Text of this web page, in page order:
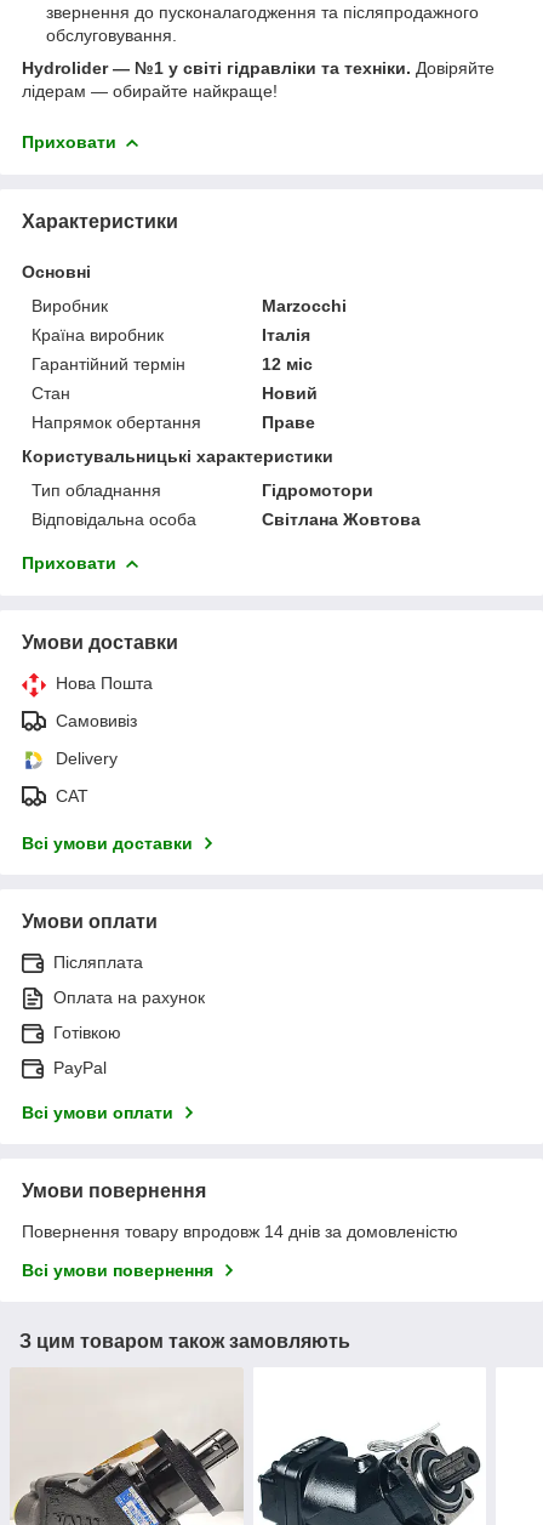
звернення до пусконалагодження та післяпродажного
обслуговування.
Hydrolider — №1 у світі гідравліки та техніки. Довіряйте
лідерам — обирайте найкраще!
Приховати
Характеристики
Основні
Виробник
Marzocchi
Країна виробник
Італія
Гарантійний термін
12 міс
Стан
Новий
Напрямок обертання
Праве
Користувальницькі характеристики
Тип обладнання
Гідромотори
Відповідальна особа
Світлана Жовтова
Приховати
Умови доставки
Нова Пошта
Самовивіз
Delivery
САТ
Всі умови доставки
Умови оплати
Післяплата
Оплата на рахунок
Готівкою
PayPal
Всі умови оплати
Умови повернення
Повернення товару впродовж 14 днів за домовленістю
Всі умови повернення
З цим товаром також замовляють